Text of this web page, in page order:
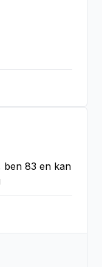
ben 83 en kan